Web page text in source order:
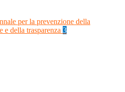
per la prevenzione della
e della trasparenza 3